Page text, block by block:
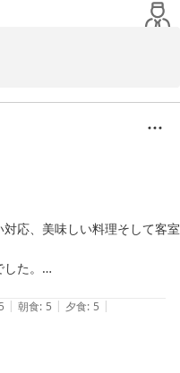
で何よりです。貸切のよう
。
ますので、ぜひのんびりし
ります。
応、美味しい料理そして客室
た。
5 | 朝食: 5 | 夕食: 5 |